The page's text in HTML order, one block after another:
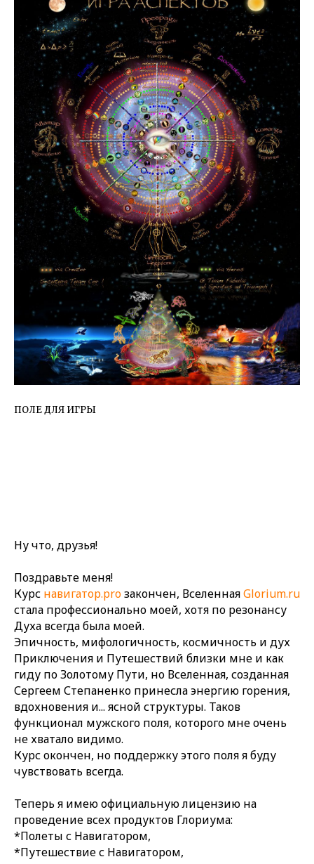
ПОЛЕ ДЛЯ ИГРЫ
Ну что, друзья!
Поздравьте меня!
Курс навигатор.proзакончен, ВселеннаяGlorium.ru
стала профессионально моей, хотя по резонансу
Духа всегда была моей.
Эпичность, мифологичность, космичность и дух
Приключения и Путешествий близки мне и как
гиду по Золотому Пути, но Вселенная, созданная
Сергеем Степаненко принесла энергию горения,
вдохновения и... ясной структуры. Таков
функционал мужского поля, которого мне очень
не хватало видимо.
Курс окончен, но поддержку этого поля я буду
чувствовать всегда.
Теперь я имею официальную лицензию на
проведение всех продуктов Глориума:
*Полеты с Навигатором,
*Путешествие с Навигатором,